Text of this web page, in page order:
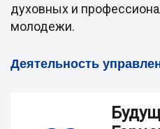
духовных и
молодежи.
Деятельность